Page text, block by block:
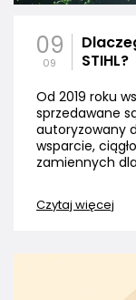
09
09
STIHL?
Od 2019 roku
sprzedawane
autoryzowany
wsparcie,
zamiennych
Czytaj więcej